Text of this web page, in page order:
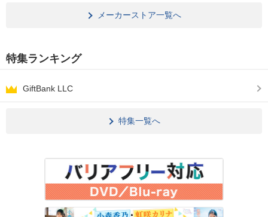
メーカーストア一覧へ
特集ランキング
GiftBank LLC
特集一覧へ